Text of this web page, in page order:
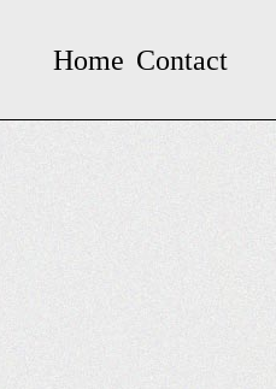
Home Contact